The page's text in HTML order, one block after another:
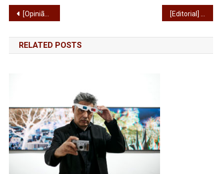
Navegação
de
artigos
[Opinião] Só o povo organizado salva o povo
RELATED POSTS